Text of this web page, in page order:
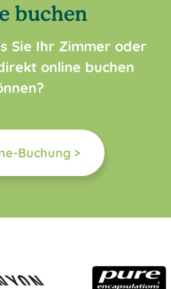
buchen
Sie Ihr Zimmer oder
online buchen
Buchung >